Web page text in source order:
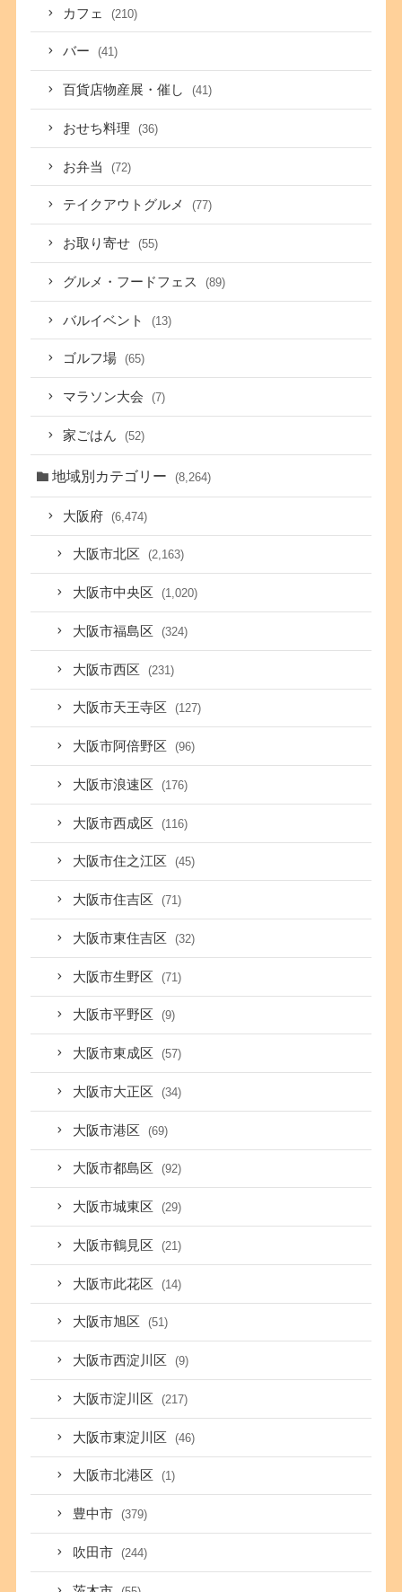
カフェ (210)
バー (41)
百貨店物産展・催し (41)
おせち料理 (36)
お弁当 (72)
テイクアウトグルメ (77)
お取り寄せ (55)
グルメ・フードフェス (89)
バルイベント (13)
ゴルフ場 (65)
マラソン大会 (7)
家ごはん (52)
地域別カテゴリー (8,264)
大阪府 (6,474)
大阪市北区 (2,163)
大阪市中央区 (1,020)
大阪市福島区 (324)
大阪市西区 (231)
大阪市天王寺区 (127)
大阪市阿倍野区 (96)
大阪市浪速区 (176)
大阪市西成区 (116)
大阪市住之江区 (45)
大阪市住吉区 (71)
大阪市東住吉区 (32)
大阪市生野区 (71)
大阪市平野区 (9)
大阪市東成区 (57)
大阪市大正区 (34)
大阪市港区 (69)
大阪市都島区 (92)
大阪市城東区 (29)
大阪市鶴見区 (21)
大阪市此花区 (14)
大阪市旭区 (51)
大阪市西淀川区 (9)
大阪市淀川区 (217)
大阪市東淀川区 (46)
大阪市北港区 (1)
豊中市 (379)
吹田市 (244)